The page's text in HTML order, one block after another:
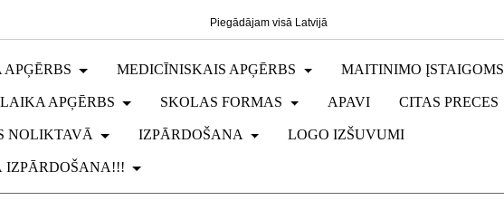
Piegādājam visā Latvijā
MEDICĪNISKAIS APĢĒRBS MAITINIMO ĮSTAIGOMS
APĢĒRBS SKOLAS FORMAS APAVI CITAS PRECES
NOLIKTAVĀ IZPĀRDOŠANA LOGO IZŠUVUMI
IZPĀRDOŠANA!!!